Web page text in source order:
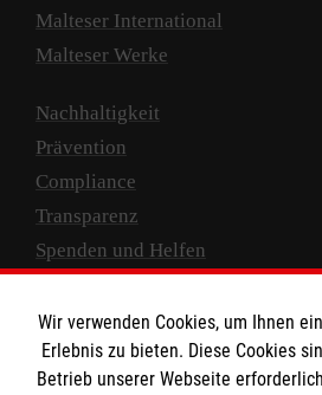
Malteser International
Malteser Werke
Nachhaltigkeit
Prävention
Compliance
Transparenz
Spenden und Helfen
Empfänger: Malteser Hilfsdienst
IBAN: DE10 3706 0120 1201
Wir verwenden Cookies, um Ihnen
Erlebnis zu bieten. Diese Cookies
Betrieb unserer Webseite